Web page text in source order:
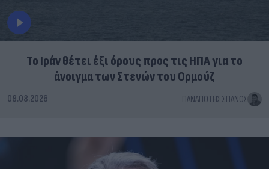
Το Ιράν θέτει έξι όρους προς τις ΗΠΑ για το
άνοιγμα των Στενών του Ορμούζ
08.08.2026 ΠΑΝΑΓΙΏΤΗΣ ΣΠΑΝΌΣ